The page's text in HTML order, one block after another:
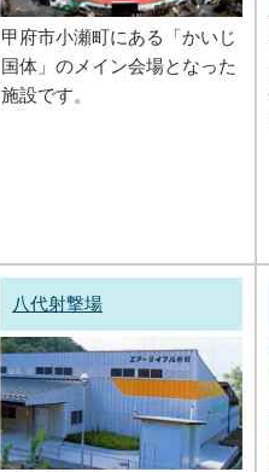
甲府市小瀬町にある「かいじ
国体」のメイン会場となった
施設です。
八代射撃場